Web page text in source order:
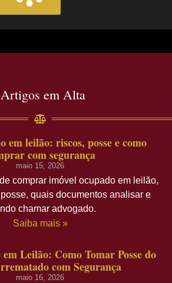
Artigos em Alta
em leilão: riscos, posse e como
com segurança
maio 15, 2026
comprar imóvel ocupado em leilão,
quais documentos analisar e
chamar advogado.
Saiba mais »
em Leilão: Como Tomar Posse do
com Segurança
maio 16, 2026